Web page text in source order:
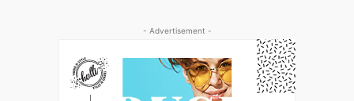
- Advertisement -